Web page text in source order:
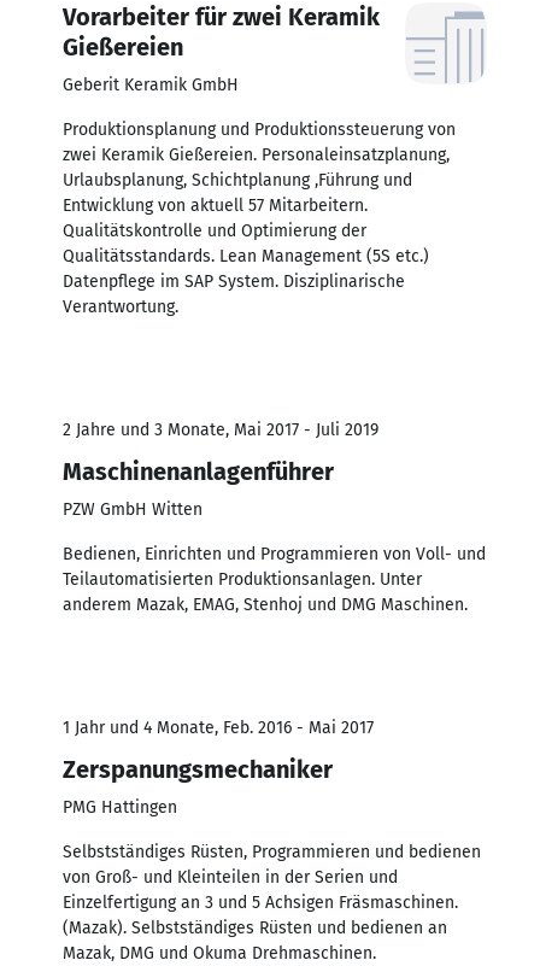
Vorarbeiter für zwei Keramik
Gießereien
Geberit Keramik GmbH
Produktionsplanung und Produktionssteuerung von
zwei Keramik Gießereien. Personaleinsatzplanung,
Urlaubsplanung, Schichtplanung ,Führung und
Entwicklung von aktuell 57 Mitarbeitern.
Qualitätskontrolle und Optimierung der
Qualitätsstandards. Lean Management (5S etc.)
Datenpflege im SAP System. Disziplinarische
Verantwortung.
2 Jahre und 3 Monate, Mai 2017 - Juli 2019
Maschinenanlagenführer
PZW GmbH Witten
Bedienen, Einrichten und Programmieren von Voll- und
Teilautomatisierten Produktionsanlagen. Unter
anderem Mazak, EMAG, Stenhoj und DMG Maschinen.
1 Jahr und 4 Monate, Feb. 2016 - Mai 2017
Zerspanungsmechaniker
PMG Hattingen
Selbstständiges Rüsten, Programmieren und bedienen
von Groß- und Kleinteilen in der Serien und
Einzelfertigung an 3 und 5 Achsigen Fräsmaschinen.
(Mazak). Selbstständiges Rüsten und bedienen an
Mazak, DMG und Okuma Drehmaschinen.